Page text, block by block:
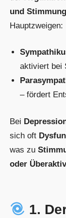
und
Hauptzweigen:
aktiviert bei
– fördert
Bei
sich oft
was zu
oder
1.